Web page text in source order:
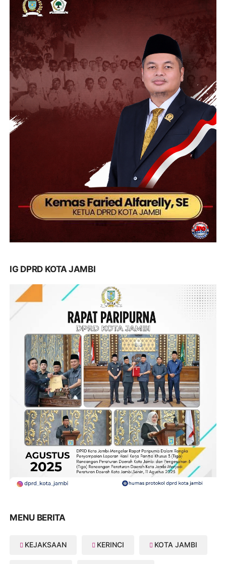
IG DPRD KOTA JAMBI
MENU BERITA
KEJAKSAAN KERINCI KOTA JAMBI